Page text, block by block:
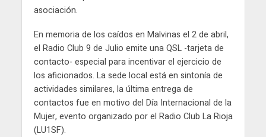
asociación.
En memoria de los caídos en Malvinas el 2 de abril,
el Radio Club 9 de Julio emite una QSL -tarjeta de
contacto- especial para incentivar el ejercicio de
los aficionados. La sede local está en sintonía de
actividades similares, la última entrega de
contactos fue en motivo del Día Internacional de la
Mujer, evento organizado por el Radio Club La Rioja
(LU1SF).